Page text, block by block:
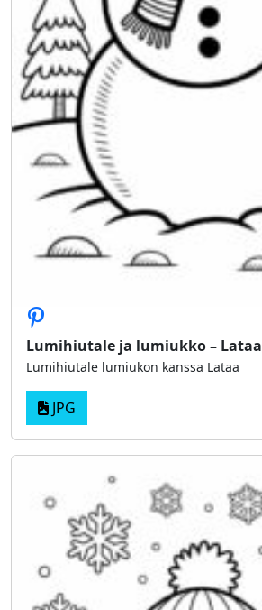
Lumihiutale ja lumiukko – Lataa
Lumihiutale lumiukon kanssa Lataa
JPG